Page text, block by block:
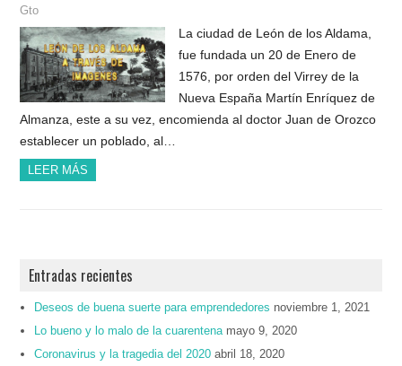
Gto
La ciudad de León de los Aldama,
fue fundada un 20 de Enero de
1576, por orden del Virrey de la
Nueva España Martín Enríquez de
Almanza, este a su vez, encomienda al doctor Juan de Orozco
establecer un poblado, al…
LEER MÁS
Entradas recientes
Deseos de buena suerte para emprendedores noviembre 1, 2021
Lo bueno y lo malo de la cuarentena mayo 9, 2020
Coronavirus y la tragedia del 2020 abril 18, 2020